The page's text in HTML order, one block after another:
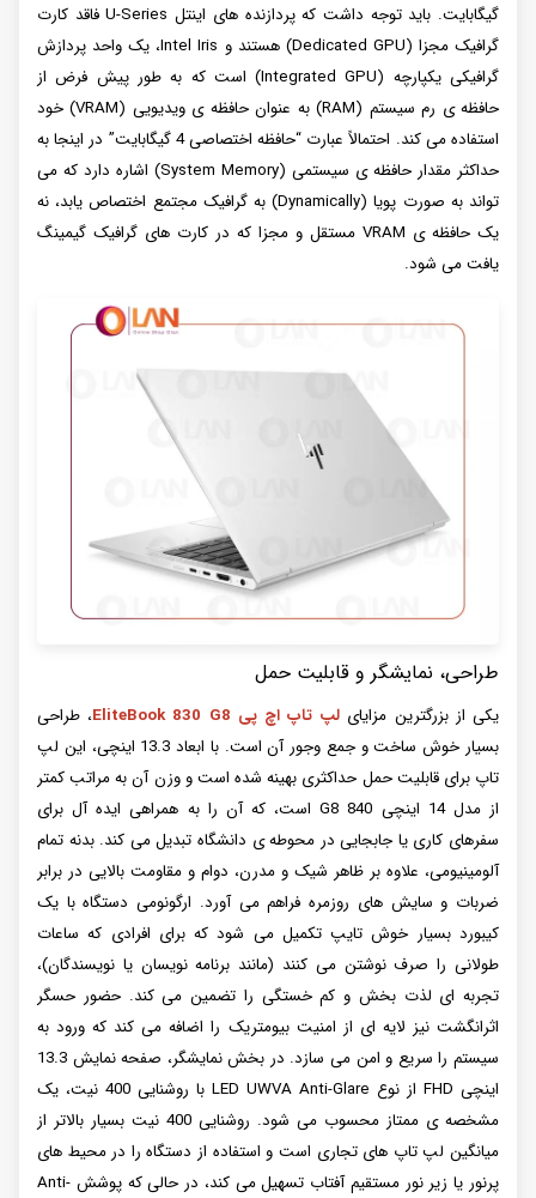
گیگابایت. باید توجه داشت که پردازنده های اینتل U-Series فاقد کارت
گرافیک مجزا (Dedicated GPU) هستند و Intel Iris، یک واحد پردازش
گرافیکی یکپارچه (Integrated GPU) است که به طور پیش فرض از
حافظه ی رم سیستم (RAM) به عنوان حافظه ی ویدیویی (VRAM) خود
استفاده می کند. احتمالاً عبارت “حافظه اختصاصی 4 گیگابایت” در اینجا به
حداکثر مقدار حافظه ی سیستمی (System Memory) اشاره دارد که می
تواند به صورت پویا (Dynamically) به گرافیک مجتمع اختصاص یابد، نه
یک حافظه ی VRAM مستقل و مجزا که در کارت های گرافیک گیمینگ
یافت می شود.
طراحی، نمایشگر و قابلیت حمل
یکی از بزرگترین مزایای لپ تاپ اچ پی EliteBook 830 G8
، طراحی
بسیار خوش ساخت و جمع وجور آن است. با ابعاد 13.3 اینچی، این لپ
تاپ برای قابلیت حمل حداکثری بهینه شده است و وزن آن به مراتب کمتر
از مدل 14 اینچی 840 G8 است، که آن را به همراهی ایده آل برای
سفرهای کاری یا جابجایی در محوطه ی دانشگاه تبدیل می کند. بدنه تمام
آلومینیومی، علاوه بر ظاهر شیک و مدرن، دوام و مقاومت بالایی در برابر
ضربات و سایش های روزمره فراهم می آورد. ارگونومی دستگاه با یک
کیبورد بسیار خوش تایپ تکمیل می شود که برای افرادی که ساعات
طولانی را صرف نوشتن می کنند (مانند برنامه نویسان یا نویسندگان)،
تجربه ای لذت بخش و کم خستگی را تضمین می کند. حضور حسگر
اثرانگشت نیز لایه ای از امنیت بیومتریک را اضافه می کند که ورود به
سیستم را سریع و امن می سازد. در بخش نمایشگر، صفحه نمایش 13.3
اینچی FHD از نوع LED UWVA Anti-Glare با روشنایی 400 نیت، یک
مشخصه ی ممتاز محسوب می شود. روشنایی 400 نیت بسیار بالاتر از
میانگین لپ تاپ های تجاری است و استفاده از دستگاه را در محیط های
پرنور یا زیر نور مستقیم آفتاب تسهیل می کند، در حالی که پوشش Anti-